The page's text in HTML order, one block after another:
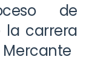
de
la carrera
Mercante